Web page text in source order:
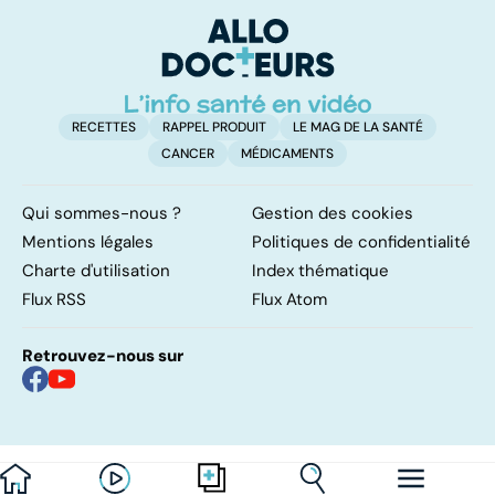
pour l'organisme
RECETTES RAPPEL PRODUIT
LE MAG DE LA SANTÉ
CANCER
MÉDICAMENTS
Qui sommes-nous ?
Gestion des cookies
Mentions légales
Politiques de confidentialité
Charte d'utilisation
Index thématique
Flux RSS
Flux Atom
Retrouvez-nous sur